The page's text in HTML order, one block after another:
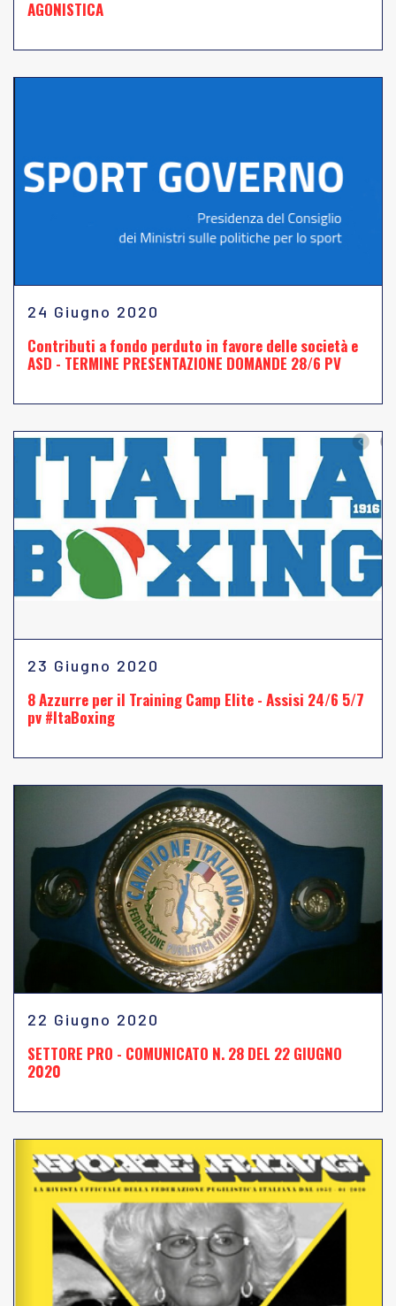
AGONISTICA
24 Giugno 2020
Contributi a fondo perduto in favore delle società e
ASD - TERMINE PRESENTAZIONE DOMANDE 28/6 PV
23 Giugno 2020
8 Azzurre per il Training Camp Elite - Assisi 24/6 5/7
pv #ItaBoxing
22 Giugno 2020
SETTORE PRO - COMUNICATO N. 28 DEL 22 GIUGNO
2020